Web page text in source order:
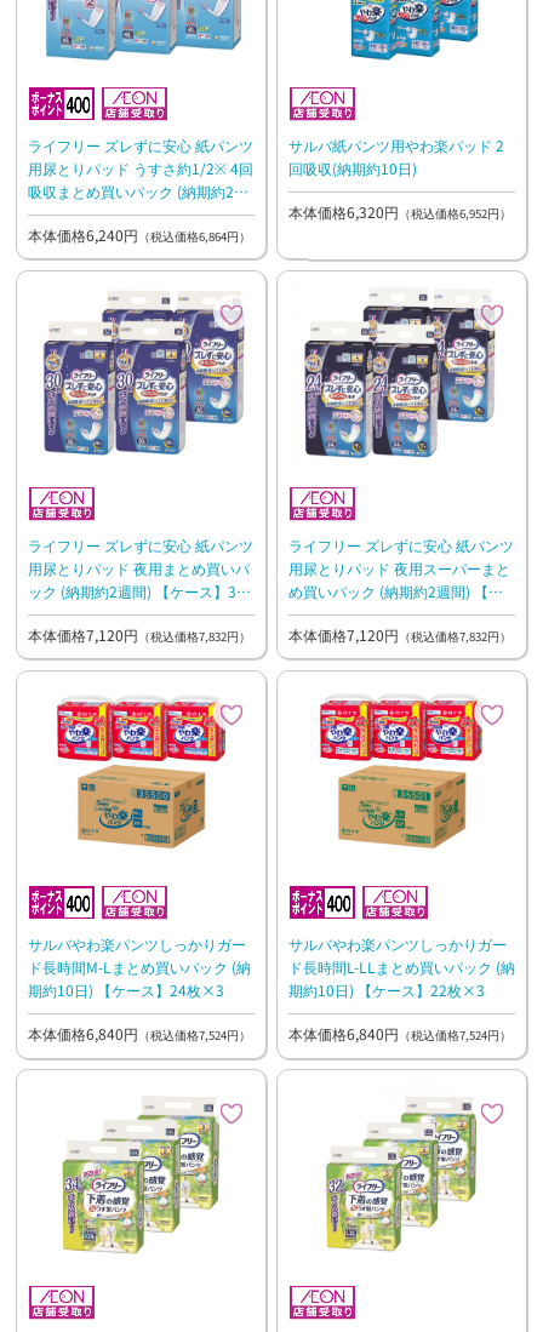
ライフリー ズレずに安心 紙パンツ
用尿とりパッド うすさ約1/2※ 4回
吸収まとめ買いパック (納期約2週
間) 【ケース】40枚×3
本体価格6,240円 （税込価格6,864円）
サルバ紙パンツ用やわ楽パッド 2
回吸収(納期約10日)
本体価格6,320円 （税込価格6,952円）
ライフリー ズレずに安心 紙パンツ
用尿とりパッド 夜用まとめ買いパ
ック (納期約2週間) 【ケース】30
枚×4
本体価格7,120円 （税込価格7,832円）
ライフリー ズレずに安心 紙パンツ
用尿とりパッド 夜用スーパーまと
め買いパック (納期約2週間) 【ケ
ース】24枚×4
本体価格7,120円 （税込価格7,832円）
サルバやわ楽パンツしっかりガー
ド長時間M-Lまとめ買いパック (納
期約10日) 【ケース】24枚×3
本体価格6,840円 （税込価格7,524円）
サルバやわ楽パンツしっかりガー
ド長時間L-LLまとめ買いパック (納
期約10日) 【ケース】22枚×3
本体価格6,840円 （税込価格7,524円）